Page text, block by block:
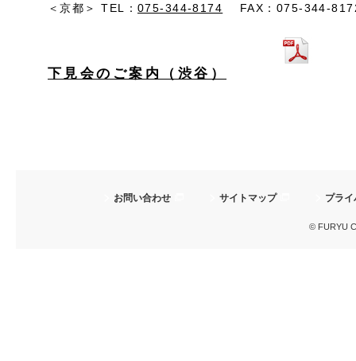
＜京都＞ TEL： 075-344-8174 FAX：075-344-
下見会のご案内（渋谷）
お問い合わせ サイトマップ プラ
© FURYU